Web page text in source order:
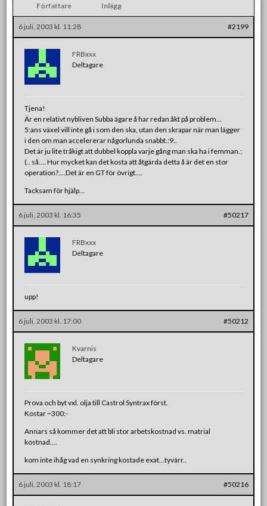
Författare Inlägg
6 juli, 2003 kl. 11:28 #2199
FRBxxx
Deltagare
Tjena!
Är en relativt nybliven Subba ägare å har redan åkt på problem…
5:ans växel vill inte gå i som den ska, utan den skrapar när man lägger
i den om man accelererar någorlunda snabbt.:9..
Det är ju lite tråkigt att dubbel koppla varje gång man ska ha i femman.;
(.. så…. Hur mycket kan det kosta att åtgärda detta å är det en stor
operation?….Det är en GT för övrigt….
Tacksam för hjälp…
6 juli, 2003 kl. 16:35 #50217
FRBxxx
Deltagare
upp!
6 juli, 2003 kl. 17:00 #50212
Kvarnis
Deltagare
Prova och byt vxl. olja till Castrol Syntrax först.
Kostar ~300:-
Annars så kommer det att bli stor arbetskostnad vs. matrial
kostnad….
kom inte ihåg vad en synkring kostade exat…tyvärr..
6 juli, 2003 kl. 18:17 #50216